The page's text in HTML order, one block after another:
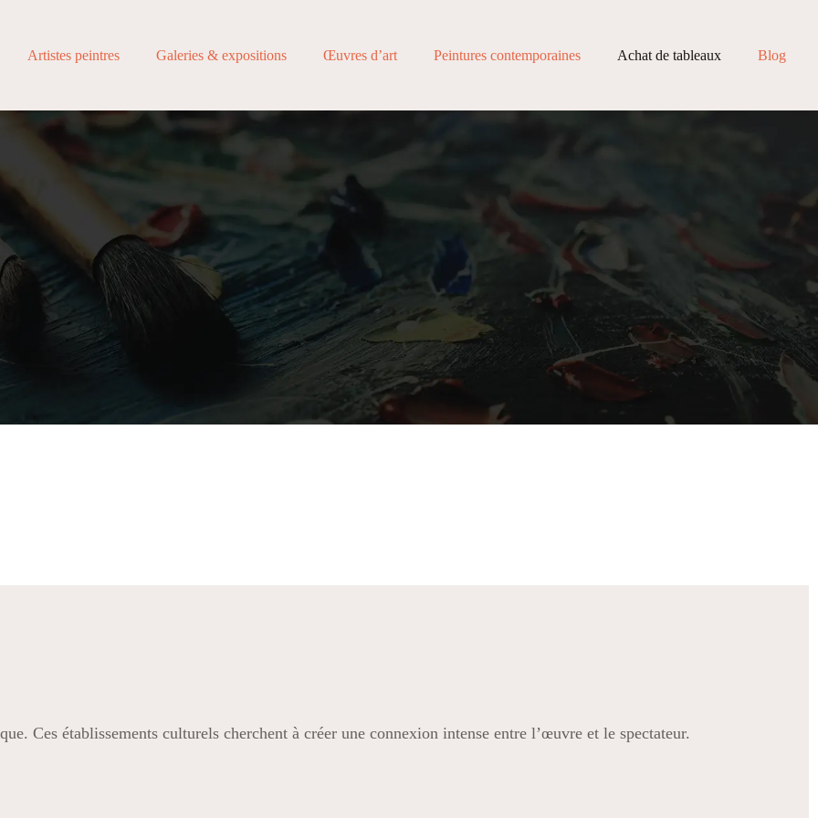
Artistes peintres Galeries & expositions Œuvres d’art Peintures contemporaines Achat de tableaux Blog
Ces établissements culturels cherchent à créer une connexion intense entre l’œuvre et le spectateur.